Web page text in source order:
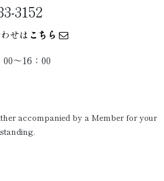
3152
せは こちら
00〜16：00
accompanied by a Member for your